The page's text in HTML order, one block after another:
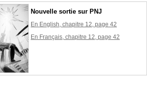
Nouvelle sortie sur PNJ
En English, chapitre 12, page 42
En Français, chapitre 12, page 42